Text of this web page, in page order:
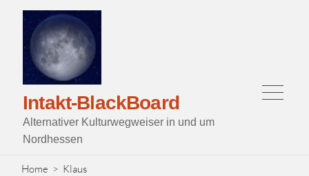
Skip
content
Intakt-BlackBoard
Alternativer Kulturwegweiser in und um
Nordhessen
Home > Klaus